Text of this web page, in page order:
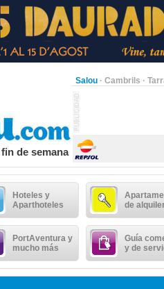
Salou · Cambrils ·
de semana
Hoteles y
Aparthoteles
de
PortAventura y
mucho más
Guía
y de